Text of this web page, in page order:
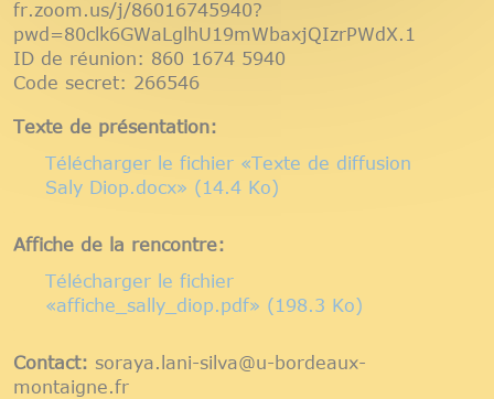
fr.zoom.us/j/86016745940?
pwd=80clk6GWaLglhU19mWbaxjQIzrPWdX.1
ID de réunion: 860 1674 5940
Code secret: 266546
Texte de présentation:
Télécharger le fichier «Texte de diffusion
Saly Diop.docx» (14.4 Ko)
Affiche de la rencontre:
Télécharger le fichier
«affiche_sally_diop.pdf» (198.3 Ko)
Contact: soraya.lani-silva@u-bordeaux-
montaigne.fr